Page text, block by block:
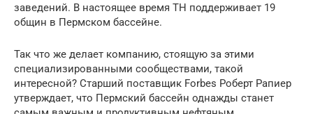
заведений. В настоящее время TH поддерживает 19
общин в Пермском бассейне.
Так что же делает компанию, стоящую за этими
специализированными сообществами, такой
интересной? Старший поставщик Forbes Роберт Рапиер
утверждает, что Пермский бассейн однажды станет